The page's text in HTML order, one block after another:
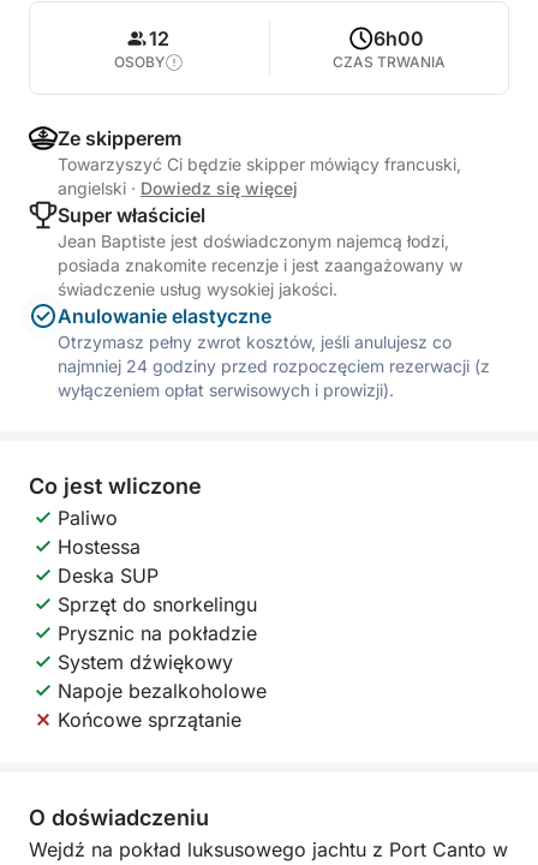
12
OSOBY
6h00
CZAS TRWANIA
Ze skipperem
Towarzyszyć Ci będzie skipper mówiący francuski,
angielski · Dowiedz się więcej
Super właściciel
Jean Baptiste jest doświadczonym najemcą łodzi,
posiada znakomite recenzje i jest zaangażowany w
świadczenie usług wysokiej jakości.
Anulowanie elastyczne
Otrzymasz pełny zwrot kosztów, jeśli anulujesz co
najmniej 24 godziny przed rozpoczęciem rezerwacji (z
wyłączeniem opłat serwisowych i prowizji).
Co jest wliczone
Paliwo
Hostessa
Deska SUP
Sprzęt do snorkelingu
Prysznic na pokładzie
System dźwiękowy
Napoje bezalkoholowe
Końcowe sprzątanie
O doświadczeniu
Wejdź na pokład luksusowego jachtu z Port Canto w